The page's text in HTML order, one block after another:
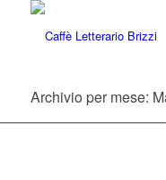
Archivio per mese: